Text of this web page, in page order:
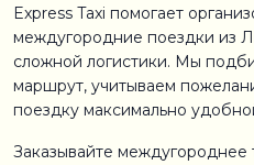
Express Taxi помогает
междугородние поездки из
сложной логистики. Мы
маршрут, учитываем
поездку максимально
Заказывайте междугороднее